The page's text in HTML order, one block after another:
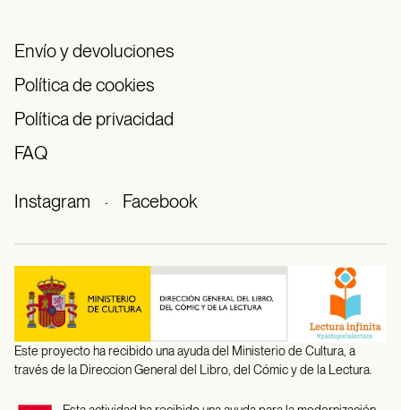
Envío y devoluciones
Política de cookies
Política de privacidad
FAQ
Instagram · Facebook
Este proyecto ha recibido una ayuda del Ministerio de Cultura, a
través de la Direccion General del Libro, del Cómic y de la Lectura.